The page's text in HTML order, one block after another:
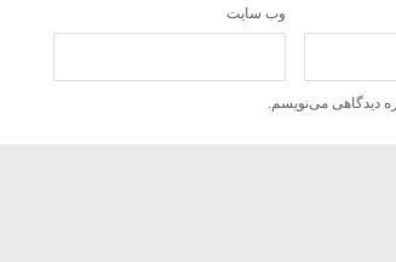
وب‌ سایت
دیدگاهی می‌نویسم.